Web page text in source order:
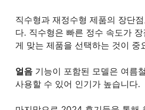
직수형과 재정수형 제품의 장단
다. 직수형은 빠른 정수 속도가
게 맞는 제품을 선택하는 것이 중
얼음 기능이 포함된 모델은 여름
사용할 수 있어 인기가 높습니다.